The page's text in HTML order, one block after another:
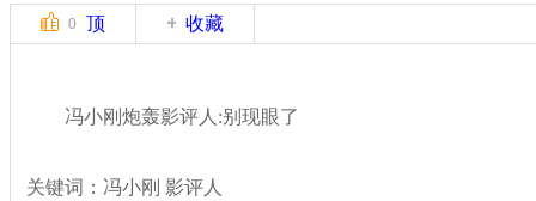
0 顶 收藏
冯小刚炮轰影评人:别现眼了
关键词：冯小刚 影评人